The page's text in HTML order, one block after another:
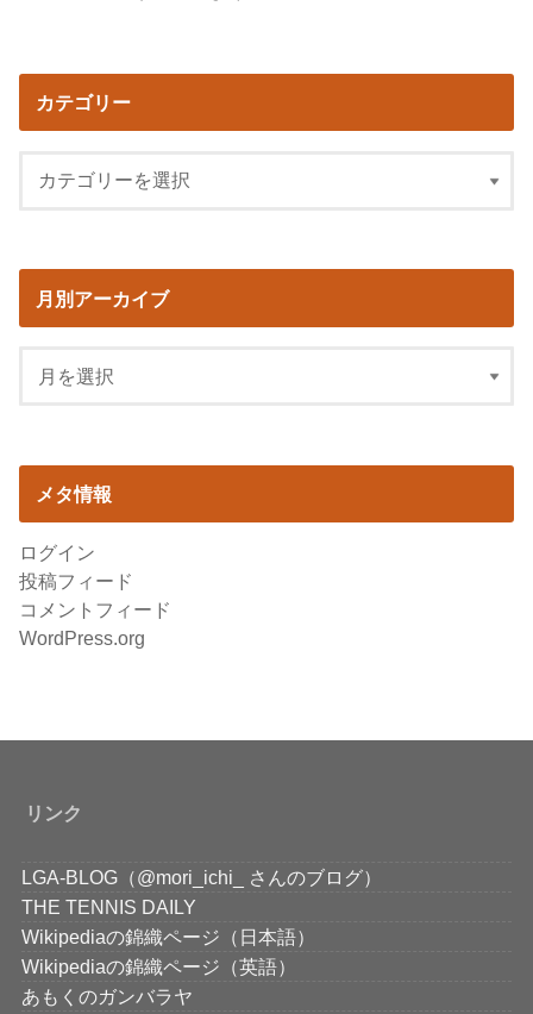
カテゴリー
月別アーカイブ
メタ情報
ログイン
投稿フィード
コメントフィード
WordPress.org
リンク
LGA-BLOG（@mori_ichi_ さんのブログ）
THE TENNIS DAILY
Wikipediaの錦織ページ（日本語）
Wikipediaの錦織ページ（英語）
あもくのガンバラヤ